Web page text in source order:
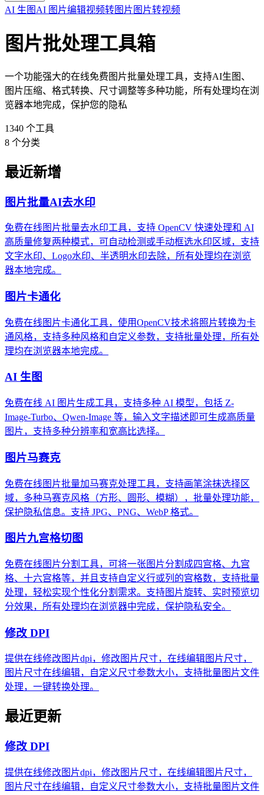
AI 生图 AI 图片编辑视频转图片 图片转视频
图片批处理工具箱
一个功能强大的在线免费图片批量处理工具，支持AI生图、
图片压缩、格式转换、尺寸调整等多种功能，所有处理均在浏
览器本地完成，保护您的隐私
1340 个工具
8 个分类
最近新增
图片批量AI去水印
免费在线图片批量去水印工具，支持 OpenCV 快速处理和 AI
高质量修复两种模式，可自动检测或手动框选水印区域，支持
文字水印、Logo水印、半透明水印去除，所有处理均在浏览
器本地完成。
图片卡通化
免费在线图片卡通化工具，使用OpenCV技术将照片转换为卡
通风格，支持多种风格和自定义参数，支持批量处理，所有处
理均在浏览器本地完成。
AI 生图
免费在线 AI 图片生成工具，支持多种 AI 模型，包括 Z-
Image-Turbo、Qwen-Image 等，输入文字描述即可生成高质量
图片，支持多种分辨率和宽高比选择。
图片马赛克
免费在线图片批量加马赛克处理工具，支持画笔涂抹选择区
域，多种马赛克风格（方形、圆形、模糊），批量处理功能，
保护隐私信息。支持 JPG、PNG、WebP 格式。
图片九宫格切图
免费在线图片分割工具，可将一张图片分割成四宫格、九宫
格、十六宫格等，并且支持自定义行或列的宫格数，支持批量
处理，轻松实现个性化分割需求。支持图片旋转、实时预览切
分效果，所有处理均在浏览器中完成，保护隐私安全。
修改 DPI
提供在线修改图片dpi，修改图片尺寸，在线编辑图片尺寸，
图片尺寸在线编辑，自定义尺寸参数大小，支持批量图片文件
处理，一键转换处理。
最近更新
修改 DPI
提供在线修改图片dpi，修改图片尺寸，在线编辑图片尺寸，
图片尺寸在线编辑，自定义尺寸参数大小，支持批量图片文件